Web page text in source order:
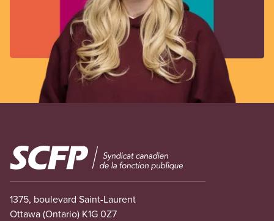
Image
1375, boulevard Saint-Laurent
Ottawa (Ontario) K1G 0Z7